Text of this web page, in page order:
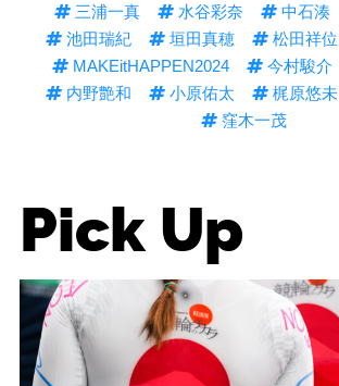
三浦一真
水谷彩奈 中石湊
池田瑞紀
垣田真穂 松田祥位
MAKEitHAPPEN2024
今村駿介
内野艶和
小原佑太 梶原悠未
窪木一茂
Pick Up